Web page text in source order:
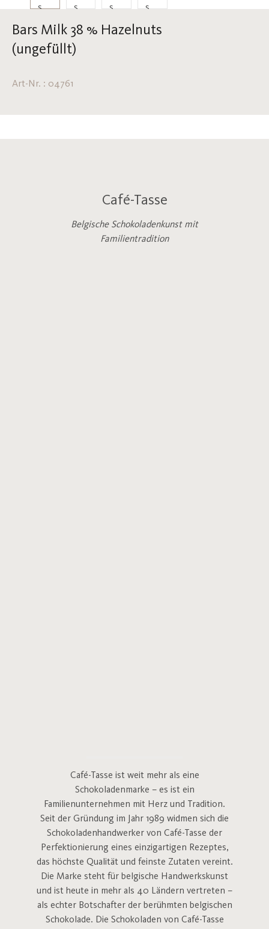
Bars Milk 38 % Hazelnuts
(ungefüllt)
Art-Nr. : 04761
Café-Tasse
Belgische Schokoladenkunst mit
Familientradition
Café-Tasse ist weit mehr als eine
Schokoladenmarke – es ist ein
Familienunternehmen mit Herz und Tradition.
Seit der Gründung im Jahr 1989 widmen sich die
Schokoladenhandwerker von Café-Tasse der
Perfektionierung eines einzigartigen Rezeptes,
das höchste Qualität und feinste Zutaten vereint.
Die Marke steht für belgische Handwerkskunst
und ist heute in mehr als 40 Ländern vertreten –
als echter Botschafter der berühmten belgischen
Schokolade. Die Schokoladen von Café-Tasse